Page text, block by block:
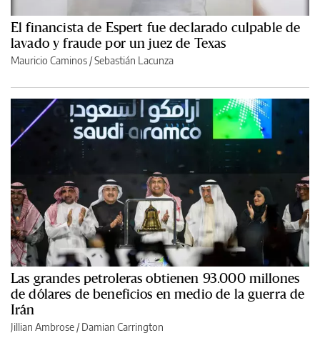
El financista de Espert fue declarado culpable de
lavado y fraude por un juez de Texas
Mauricio Caminos /Sebastián Lacunza
Las grandes petroleras obtienen 93.000 millones
de dólares de beneficios en medio de la guerra de
Irán
Jillian Ambrose / Damian Carrington